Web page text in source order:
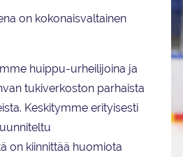
on kokonaisvaltainen
huippu-urheilijoina ja
tukiverkoston parhaista
Keskitymme erityisesti
on kiinnittää huomiota